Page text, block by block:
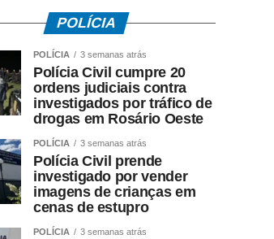
POLÍCIA
POLÍCIA 3 semanas atrás
Polícia Civil cumpre 20
ordens judiciais contra
investigados por tráfico de
drogas em Rosário Oeste
POLÍCIA 3 semanas atrás
Polícia Civil prende
investigado por vender
imagens de crianças em
cenas de estupro
POLÍCIA 3 semanas atrás